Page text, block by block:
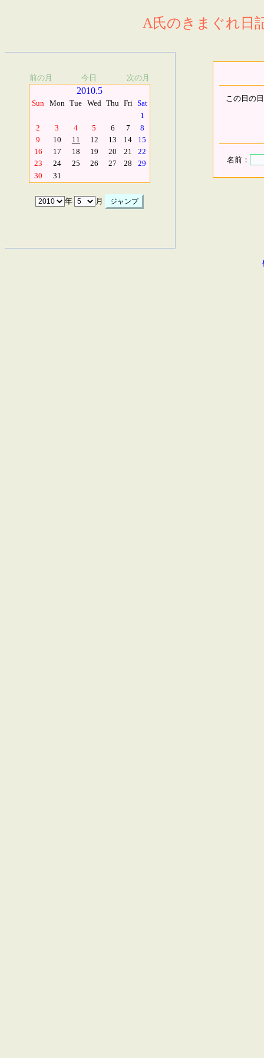
A氏のきまぐれ日
前の月 今日 次の月
2010.5
Sun Mon Tue Wed Thu Fri Sat
1
2
3 4 5 6 7
8
9
10 11 12 13 14
15
16
17 18 19 20 21
22
23
24 25 26 27 28
29
30
31
年 月
この日の
名前：